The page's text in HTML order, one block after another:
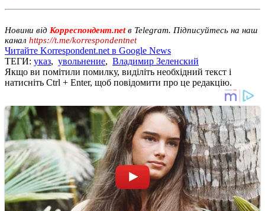
Новини від Корреспондент.netв Telegram. Підписуйтесь на наш
канал https://t.me/korrespondentnet
Читайте Korrespondent.net в Google News
ТЕГИ: указ, увольнение, Владимир Зеленский
Якщо ви помітили помилку, виділіть необхідний текст і
натисніть Ctrl + Enter, щоб повідомити про це редакцію.